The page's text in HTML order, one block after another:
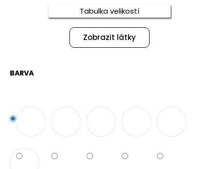
Tabulka velikostí
Zobrazit látky
BARVA
TEPLÁKOVÁ